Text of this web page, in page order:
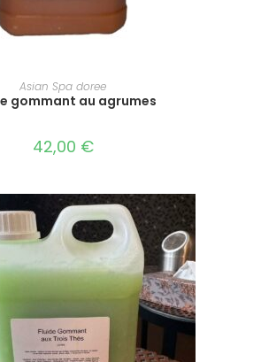
AJOUTER AU PANIER
Asian Spa doree
gommant au agrumes
42,00 €